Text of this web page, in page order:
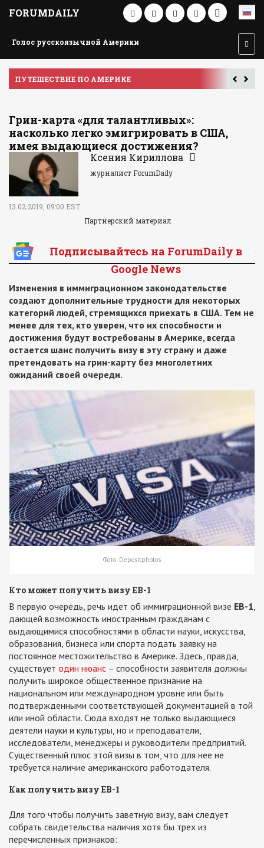
FORUMDAILY
Голос русскоязычной Америки
ПУТЕШЕСТВИЕ ПО АМЕРИКЕ
Грин-карта «для талантливых»:
насколько легко эмигрировать в США,
имея выдающиеся достижения?
Ксения Кириллова
журналист ForumDaily
13.02.2019, 09:00 EST
Партнерский материал
Подписывайтесь на ForumDaily в
Google News
Изменения в иммиграционном законодательстве
создают дополнительные трудности для некоторых
категорий людей, стремящихся приехать в США. Тем не
менее для тех, кто уверен, что их способности и
достижения будут востребованы в Америке, всегда
остается шанс получить визу в эту страну и даже
претендовать на грин-карту без многолетних
ожиданий своей очереди.
Фото: Depositphotos
Кто может получить визу ЕВ-1
В первую очередь, речь идет об иммиграционной визе ЕВ-1,
дающей возможность иностранным гражданам с
выдающимися способностями в области науки, искусства,
образования, бизнеса или спорта подать заявку на
постоянное местожительство в Америке. Здесь, правда,
существует один нюанс – способности заявителя должны
получить широкое общественное признание на
национальном или международном уровне или быть
подтвержденными соответствующей документацией в той
или иной области. Сюда входят не только выдающиеся
деятели науки и культуры, но и преподаватели,
исследователи, менеджеры и руководители предприятий.
Существенный плюс этой визы в том, что для нее не
требуется наличие американского работодателя.
Как получить визу ЕВ-1
Для того чтобы получить заветную визу, вам следует
собрать свидетельства наличия хотя бы трех из
перечисленных признаков: